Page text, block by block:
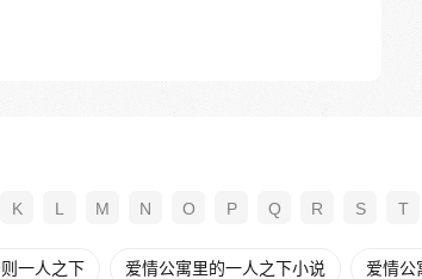
K L M N O P Q R S T
一人之下 爱情公寓里的一人之下小说 爱情公